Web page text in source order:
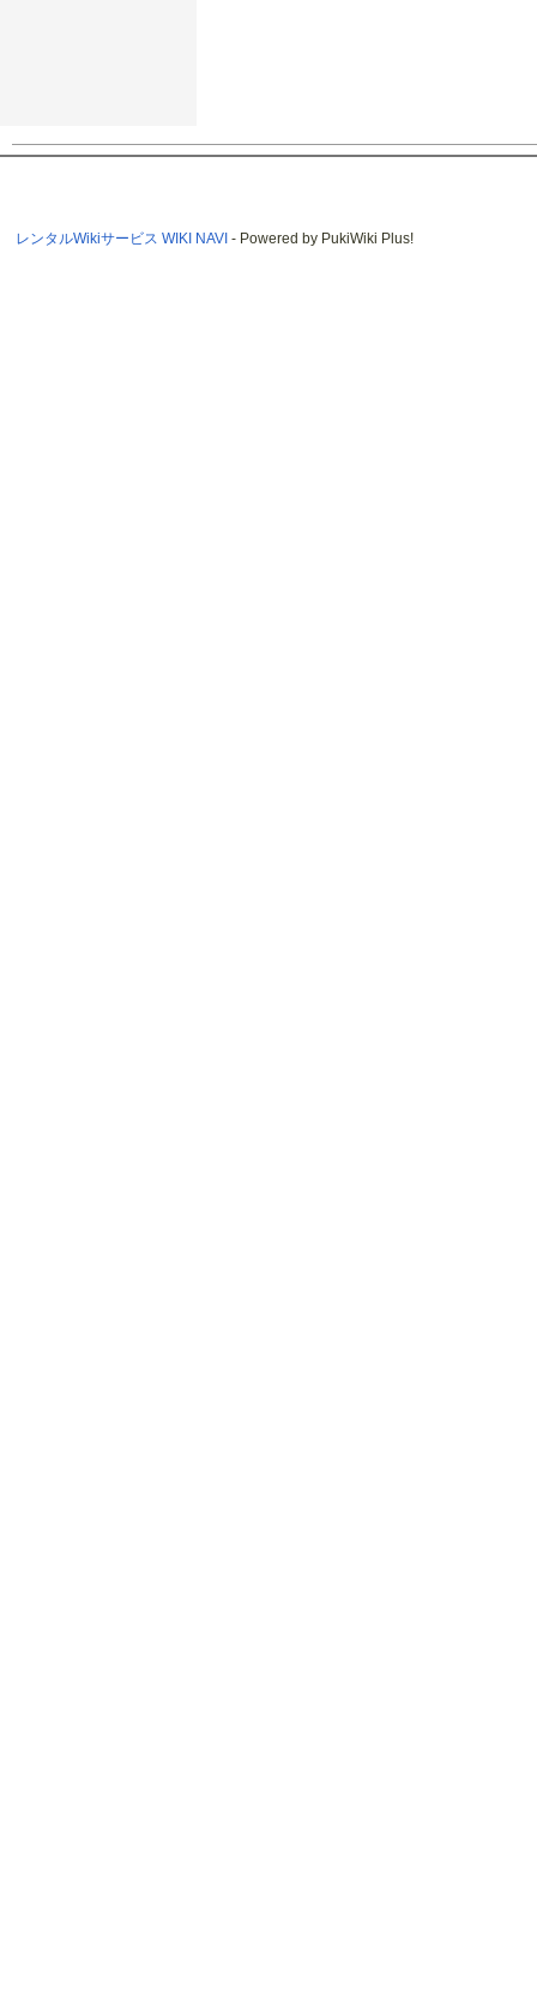
レンタルWikiサービス WIKI NAVI - Powered by PukiWiki Plus!